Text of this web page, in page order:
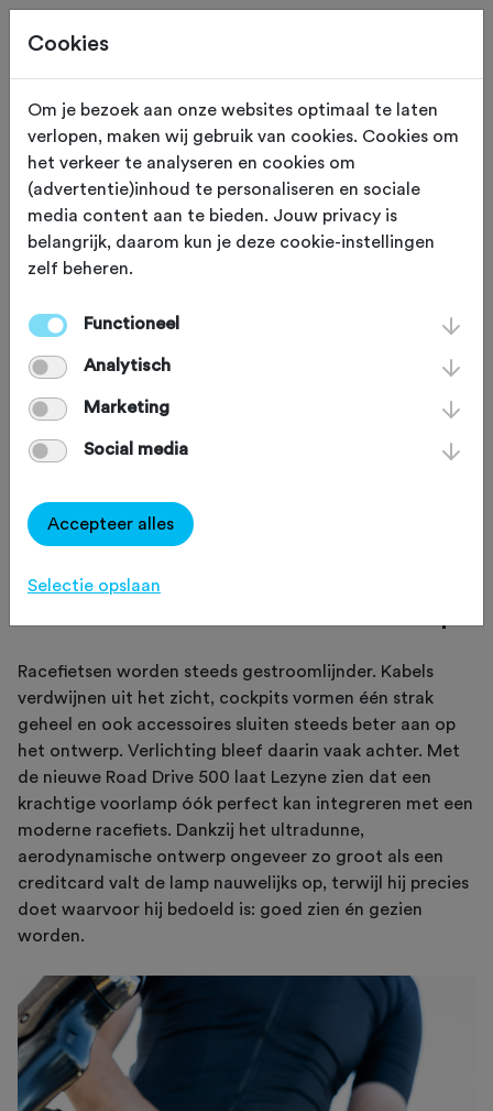
ADVERTORIAL Gewijzigd op 1 juli 2026
Lezyne Road Drive 500
Racefietsen worden steeds strakker,
maar verlichting bleef achter. De
nieuwe Lezyne Road Drive 500 is
compact, aerodynamisch en integreert
naadloos met moderne racefiets-
Racefietsen worden steeds gestroomlijnder. Kabels
verdwijnen uit het zicht, cockpits vormen één strak
geheel en ook accessoires sluiten steeds beter aan op
het ontwerp. Verlichting bleef daarin vaak achter. Met
de nieuwe Road Drive 500 laat Lezyne zien dat een
krachtige voorlamp óók perfect kan integreren met een
moderne racefiets. Dankzij het ultradunne,
aerodynamische ontwerp ongeveer zo groot als een
creditcard valt de lamp nauwelijks op, terwijl hij precies
doet waarvoor hij bedoeld is: goed zien én gezien
worden.
Cookies
Om je bezoek aan onze websites optimaal te laten
verlopen, maken wij gebruik van cookies. Cookies om
het verkeer te analyseren en cookies om
(advertentie)inhoud te personaliseren en sociale
media content aan te bieden. Jouw privacy is
belangrijk, daarom kun je deze cookie-instellingen
zelf beheren.
Functioneel
Analytisch
Marketing
Social media
Accepteer alles
Selectie opslaan